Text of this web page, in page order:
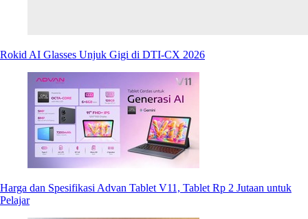
Rokid AI Glasses Unjuk Gigi di DTI-CX 2026
Harga dan Spesifikasi Advan Tablet V11, Tablet Rp 2 Jutaan untuk
Pelajar